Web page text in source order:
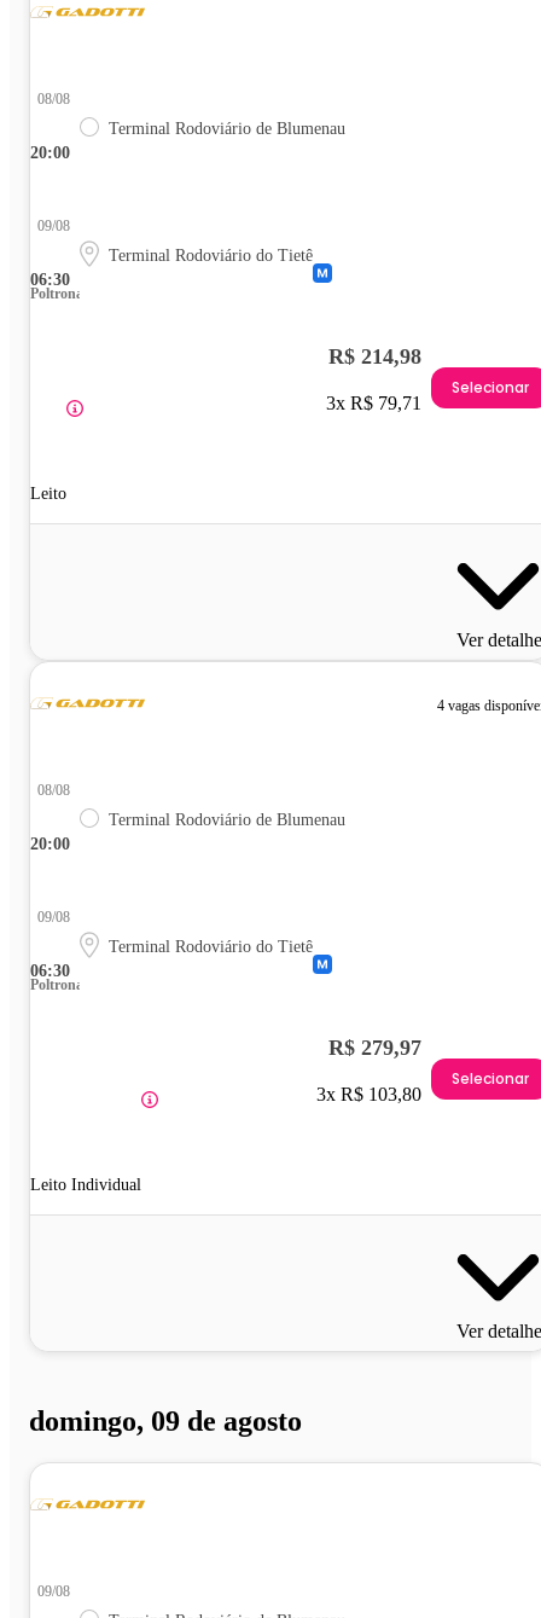
20:00
08/08
Terminal Rodoviário de Blumenau
06:30
09/08
Terminal Rodoviário do Tietê
Poltrona
Leito
R$ 214,98
3x R$ 79,71
Selecionar
Ver
4 vagas
20:00
08/08
Terminal Rodoviário de Blumenau
06:30
09/08
Terminal Rodoviário do Tietê
Poltrona
Leito Individual
R$ 279,97
3x R$ 103,80
Selecionar
Ver
domingo, 09 de agosto
09/08